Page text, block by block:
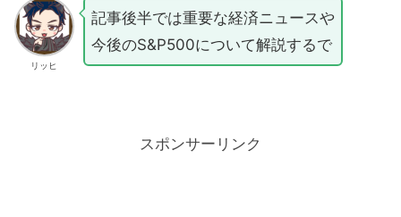
リッヒ
記事後半では重要な経済ニュースや
今後のS&P500について解説するで
スポンサーリンク